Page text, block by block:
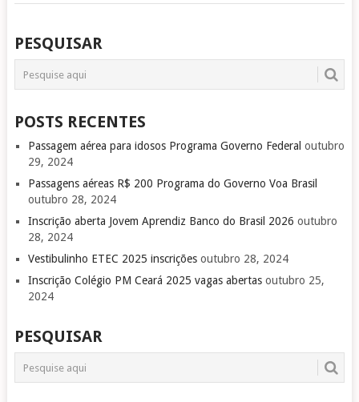
POSTS
NAVIGATION
PESQUISAR
POSTS RECENTES
Passagem aérea para idosos Programa Governo Federal outubro
29, 2024
Passagens aéreas R$ 200 Programa do Governo Voa Brasil
outubro 28, 2024
Inscrição aberta Jovem Aprendiz Banco do Brasil 2026 outubro
28, 2024
Vestibulinho ETEC 2025 inscrições outubro 28, 2024
Inscrição Colégio PM Ceará 2025 vagas abertas outubro 25,
2024
PESQUISAR